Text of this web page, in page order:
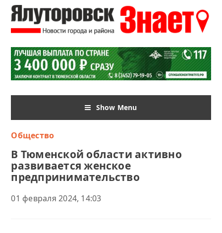
Show Menu
Общество
В Тюменской области активно
развивается женское
предпринимательство
01 февраля 2024, 14:03